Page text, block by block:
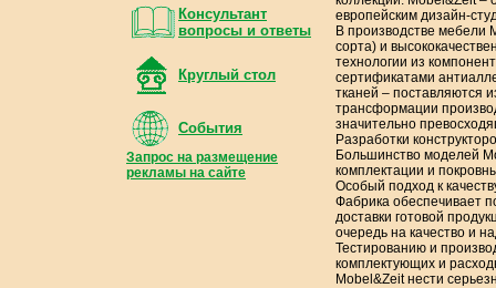
Консультант
вопросы и ответы
Круглый стол
События
Запрос на размещение
рекламы на сайте
европейским дизайн-
В производстве мебели
сорта) и
технологии из
сертификатами
тканей –
трансформации
значительно
Разработки
Большинство моделей
комплектации и
Особый подход к
Фабрика обеспечивает
доставки готовой
очередь на качество и
Тестированию и
комплектующих и
Mobel&Zeit нести